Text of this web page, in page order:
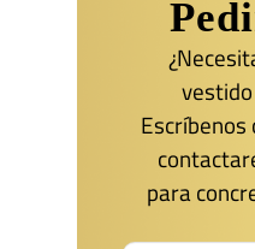
para